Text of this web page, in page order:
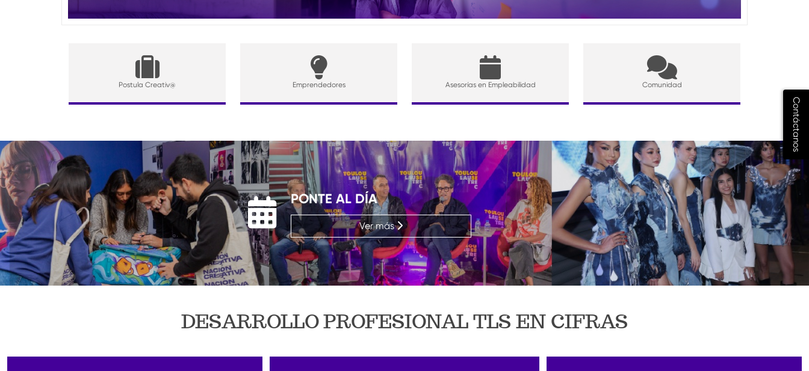
Postula Creativ@ Emprendedores Asesorías en Empleabilidad Comunidad
PONTE AL DÍA
Ver más
DESARROLLO PROFESIONAL TLS EN CIFRAS
Contáctanos